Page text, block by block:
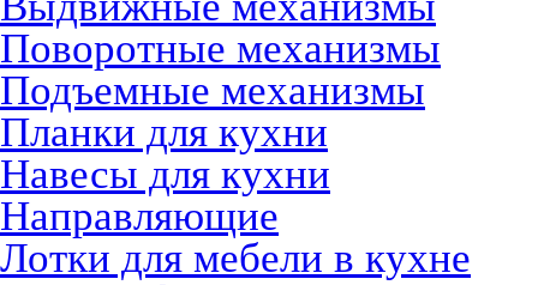
Поворотные механизмы
Подъемные механизмы
Планки для кухни
Навесы для кухни
Направляющие
Лотки для мебели в кухне